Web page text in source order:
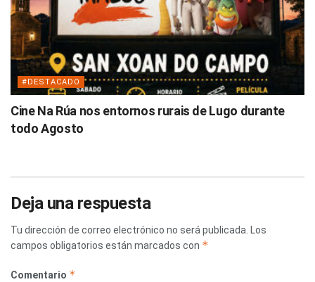
#DESTACADO
Cine Na Rúa nos entornos rurais de Lugo durante
todo Agosto
Deja una respuesta
Tu dirección de correo electrónico no será publicada.
Los
campos obligatorios están marcados con *
Comentario *